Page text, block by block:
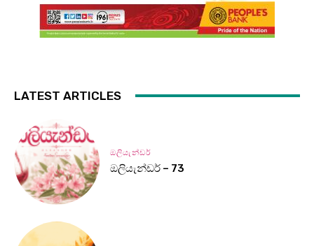
LATEST ARTICLES
ඔලියැන්ඩර්
ඔලියැන්ඩර් – 73